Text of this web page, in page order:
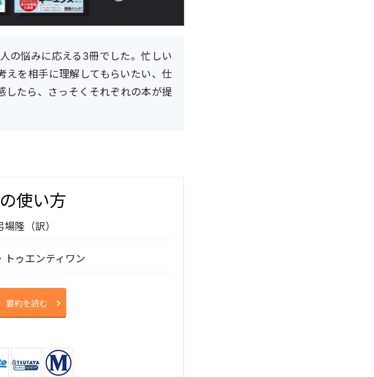
の悩みに応える3冊でした。忙しい
えを相手に理解してもらいたい、仕
たら、さっそくそれぞれの本が提
使い方
場隆（訳）
トゥエンティワン
要約を読む